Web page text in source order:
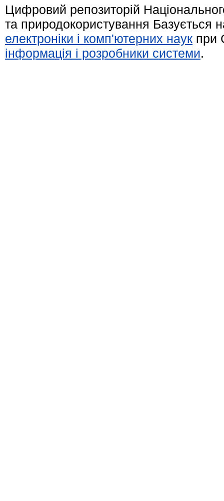
Цифровий репозиторій
та природокористування Базується
електроніки і комп'ютерних наук при
інформація і розробники системи.